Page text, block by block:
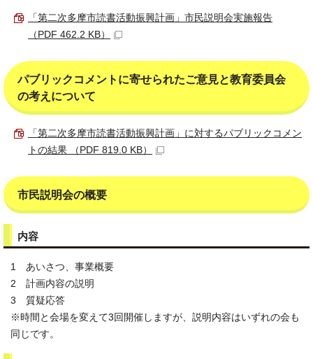
「第二次多摩市読書活動振興計画」市民説明会実施報告
（PDF 462.2 KB）
パブリックコメントに寄せられたご意見と教育委員会
の考えについて
「第二次多摩市読書活動振興計画」に対するパブリックコメン
トの結果 （PDF 819.0 KB）
市民説明会の概要
内容
1 あいさつ、事業概要
2 計画内容の説明
3 質疑応答
※時間と会場を変えて3回開催しますが、説明内容はいずれの会も
同じです。